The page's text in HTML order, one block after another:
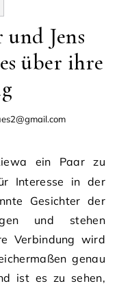
und Jens
über ihre
Interesse in der
Gesichter der
und stehen
Verbindung wird
genau
ist es zu sehen,